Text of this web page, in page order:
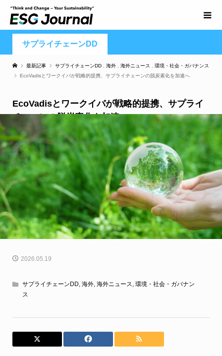
サプライチェーンDD
最新記事 サプライチェーンDD 海外 海外ニュース
環境・社会・ガバナンス
EcoVadisとワークイバが戦略的提携、サプライチェーンの脱炭素化を加速へ
EcoVadisとワークイバが戦略的提携、サプライ
チェーンの脱炭素化を加速へ
2026.05.19
サプライチェーンDD, 海外, 海外ニュース, 環境・社会・ガバナン
ス